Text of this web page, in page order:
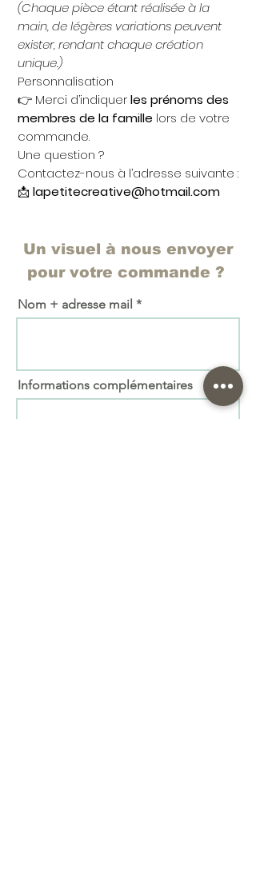
(Chaque pièce étant réalisée à la
main, de légères variations peuvent
exister, rendant chaque création
unique.)
Personnalisation
👉 Merci d’indiquerles prénoms des
membres de la famille lors de votre
commande.
Une question ?
Contactez-nous à l’adresse suivante :
📩 lapetitecreative@hotmail.com
Un visuel à nous envoyer
pour votre commande ?
Nom + adresse mail
Informations complémentaires